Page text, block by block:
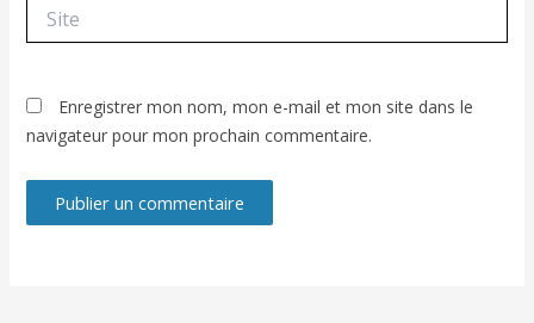
Enregistrer mon nom, mon e-mail et mon site dans le
navigateur pour mon prochain commentaire.